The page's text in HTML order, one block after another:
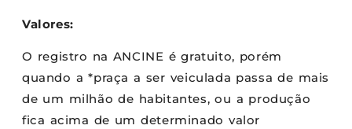
Valores:
O registro na ANCINE é gratuito, porém
quando a *praça a ser veiculada passa de mais
de um milhão de habitantes, ou a produção
fica acima de um determinado valor